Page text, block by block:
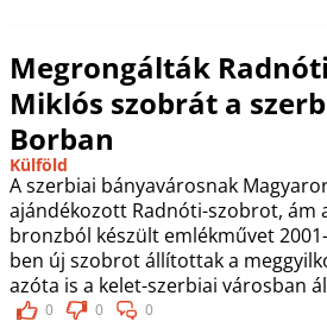
Megrongálták Radnóti
Miklós szobrát a
Borban
Külföld
A szerbiai bányavárosnak
ajándékozott Radnóti-szobrot, ám
bronzból készült emlékművet
ben új szobrot állítottak a
azóta is a kelet-szerbiai városban
0 0 0